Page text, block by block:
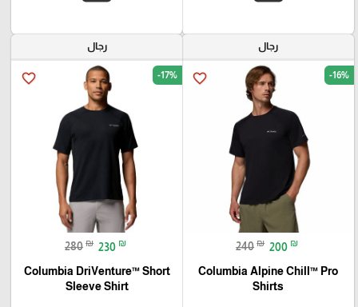
رجال
favorite_border -16%
240 ₪ 200 ₪
Columbia Alpine Chill™ Pro
Shirts
رجال
favorite_border -17%
280 ₪ 230 ₪
Columbia DriVenture™ Short
Sleeve Shirt